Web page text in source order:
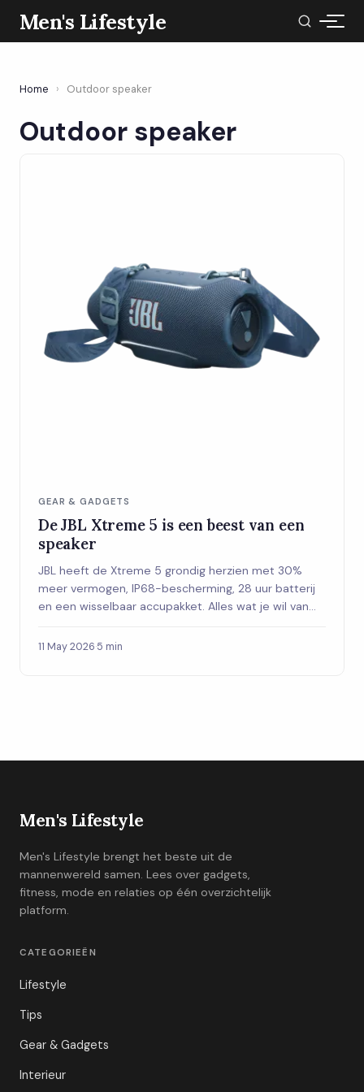
Men's Lifestyle
Home › Outdoor speaker
Outdoor speaker
GEAR & GADGETS
De JBL Xtreme 5 is een beest van een
speaker
JBL heeft de Xtreme 5 grondig herzien met 30%
meer vermogen, IP68-bescherming, 28 uur batterij
en een wisselbaar accupakket. Alles wat je wil van
11 May 2026·5 min
Men's Lifestyle
Men's Lifestyle brengt het beste uit de
mannenwereld samen. Lees over gadgets,
fitness, mode en relaties op één overzichtelijk
platform.
CATEGORIEËN
Lifestyle
Tips
Gear & Gadgets
Interieur